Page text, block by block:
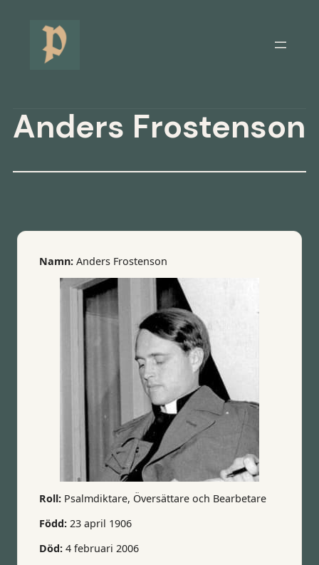
innehåll
Anders Frostenson
Namn: Anders Frostenson
Roll: Psalmdiktare, Översättare och Bearbetare
Född: 23 april 1906
Död: 4 februari 2006